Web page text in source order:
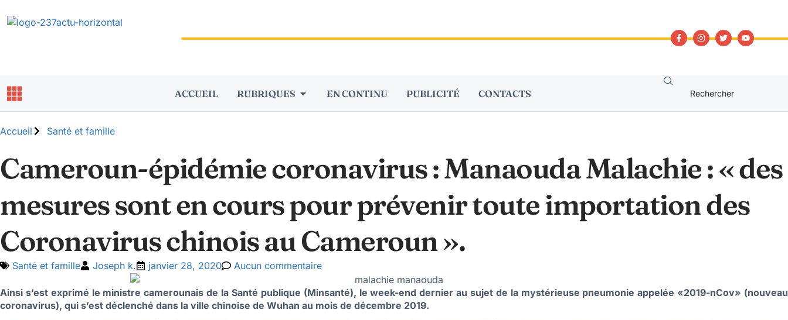
ACCUEIL RUBRIQUES EN CONTINU PUBLICITÉ CONTACTS
Accueil Santé et famille
Cameroun-épidémie coronavirus : Manaouda Malachie : « des
mesures sont en cours pour prévenir toute importation des
Coronavirus chinois au Cameroun ».
Santé et famille Joseph k. janvier 28, 2020 Aucun commentaire
Ainsi s’est exprimé le ministre camerounais de la Santé publique (Minsanté), le week-end dernier au sujet de la mystérieuse pneumonie appelée «2019-nCov» (nouveau
coronavirus), qui s’est déclenché dans la ville chinoise de Wuhan au mois de décembre 2019.